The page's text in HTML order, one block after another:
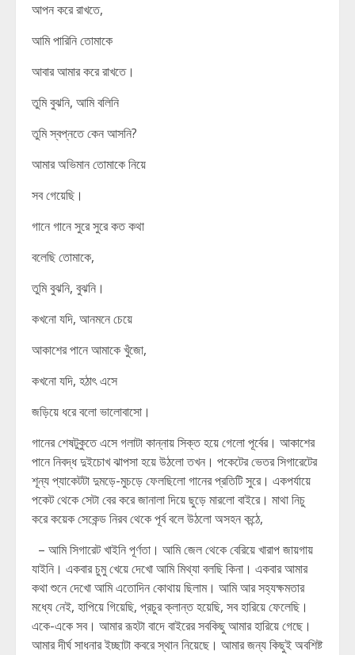
আপন করে রাখতে,
আমি পারিনি তোমাকে
আবার আমার করে রাখতে।
তুমি বুঝনি, আমি বলিনি
তুমি স্বপ্নতে কেন আসনি?
আমার অভিমান তোমাকে নিয়ে
সব গেয়েছি।
গানে গানে সুরে সুরে কত কথা
বলেছি তোমাকে,
তুমি বুঝনি, বুঝনি।
কখনো যদি, আনমনে চেয়ে
আকাশের পানে আমাকে খুঁজো,
কখনো যদি, হঠাৎ এসে
জড়িয়ে ধরে বলো ভালোবাসো।
গানের শেষটুকুতে এসে গলাটা কান্নায় সিক্ত হয়ে গেলো পূর্বের। আকাশের
পানে নিবদ্ধ দুইচোখ ঝাপসা হয়ে উঠলো তখন। পকেটের ভেতর সিগারেটের
শূন্য প্যাকেটটা দুমড়ে-মুচড়ে ফেলছিলো গানের প্রতিটি সুরে। একপর্যায়ে
পকেট থেকে সেটা বের করে জানালা দিয়ে ছুড়ে মারলো বাইরে। মাথা নিচু
করে কয়েক সেকেন্ড নিরব থেকে পূর্ব বলে উঠলো অসহন কন্ঠে,
– আমি সিগারেট খাইনি পূর্ণতা। আমি জেল থেকে বেরিয়ে খারাপ জায়গায়
যাইনি। একবার চুমু খেয়ে দেখো আমি মিথ্যা বলছি কিনা। একবার আমার
কথা শুনে দেখো আমি এতোদিন কোথায় ছিলাম। আমি আর সহ্যক্ষমতার
মধ্যে নেই, হাপিয়ে গিয়েছি, প্রচুর ক্লান্ত হয়েছি, সব হারিয়ে ফেলেছি।
একে-একে সব। আমার রূহটা বাদে বাইরের সবকিছু আমার হারিয়ে গেছে।
আমার দীর্ঘ সাধনার ইচ্ছাটা কবরে স্থান নিয়েছে। আমার জন্য কিছুই অবশিষ্ট